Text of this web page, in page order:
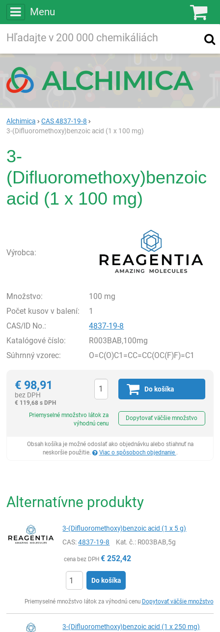
Menu
Vyhľadávanie
Alchimica
CAS 4837-19-8
3-(Difluoromethoxy)benzoic acid (1 x 100 mg)
3-
(Difluoromethoxy)benzoic
acid (1 x 100 mg)
Výrobca:
Množstvo:
100 mg
Počet kusov v balení:
1
CAS/ID No.:
4837-19-8
Katalógové číslo:
R003BAB,100mg
Súhrnný vzorec:
O=C(O)C1=CC=CC(OC(F)F)=C1
€ 98,91
bez DPH
€ 119,68 s DPH
Do košíka
Priemyselné množstvo látok za
výhodnú cenu
Dopytovať väčšie množstvo
Obsah košíka je možné odoslať ako objednávku alebo stiahnuť na
neskoršie použitie.
Viac o spôsoboch objednanie .
Alternatívne produkty
3-(Difluoromethoxy)benzoic acid (1 x 5 g)
CAS:4837-19-8 Kat. č.: R003BAB,5g
cena bez DPH € 252,42
Do košíka
Priemyselné množstvo látok za výhodnú cenu Dopytovať väčšie množstvo
3-(Difluoromethoxy)benzoic acid (1 x 250 mg)